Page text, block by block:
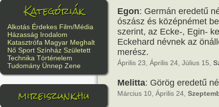
Kategóriák
Alkotás Érdekes Film/Média
Házasság Irodalom
Katasztrófa Magyar Meghalt
Nő Sport Színház Született
Technika Történelem
Tudomány Ünnep Zene
mireiszunk.hu
Egon: Germán eredetű
ószász és középnémet
szerint, az Ecke-, Egin-
Eckehard névnek az
merész.
Április 23, Április 24, Július 15,
Melitta: Görög eredetű
Március 10, Április 24,